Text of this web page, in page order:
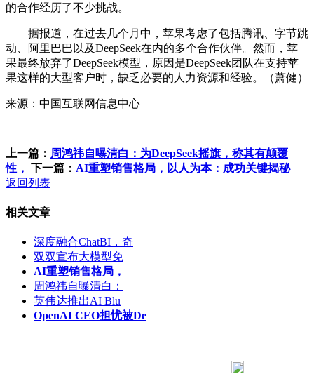
的合作经历了不少挑战。
据报道，在过去几个月中，苹果考虑了包括腾讯、字节跳
动、阿里巴巴以及DeepSeek在内的多个合作伙伴。然而，苹
果最终放弃了DeepSeek模型，原因是DeepSeek团队在支持苹
果这样的大型客户时，缺乏必要的人力资源和经验。（萧健）
来源：中国互联网信息中心
上一篇： 周鸿祎自曝清白：为DeepSeek摇旗，称其有颠覆
性， 下一篇： AI重塑销售格局，以人为本：成功关键揭秘
返回列表
相关文章
深度融合ChatBI，奇
双双宣布大模型免
AI重塑销售格局，
周鸿祎自曝清白：
英伟达推出AI Blu
OpenAI CEO担忧被De